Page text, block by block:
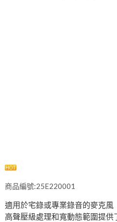
商品編號:25E220001
適用於宅錄或專業錄音的麥克風
高聲壓級處理和寬動態範圍提供